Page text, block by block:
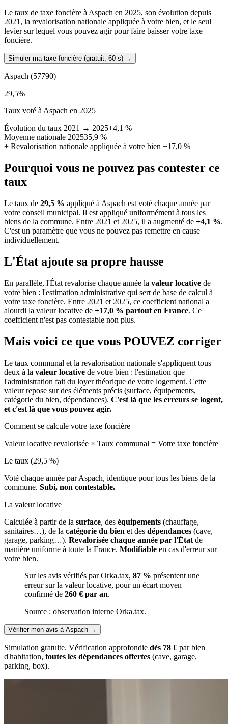
Le taux de taxe foncière à Aspach en 2025, son évolution depuis
2021, la revalorisation nationale appliquée à votre bien, et le seul
levier sur lequel vous pouvez agir pour faire baisser votre taxe
foncière.
Simuler ma taxe foncière (gratuit, 60 s) →
Aspach (57790)
29,5%
Taux voté à Aspach en 2025
Évolution du taux 2021 → 2025+4,1 %
Moyenne nationale 202535,9 %
+ Revalorisation nationale appliquée à votre bien +17,0 %
Pourquoi vous ne pouvez pas contester ce
taux
Le taux de 29,5 % appliqué à Aspach est voté chaque année par
votre conseil municipal. Il est appliqué uniformément à tous les
biens de la commune. Entre 2021 et 2025, il a augmenté de +4,1 %.
C'est un paramètre que vous ne pouvez pas remettre en cause
individuellement.
L'État ajoute sa propre hausse
En parallèle, l'État revalorise chaque année la valeur locative de
votre bien : l'estimation administrative qui sert de base de calcul à
votre taxe foncière. Entre 2021 et 2025, ce coefficient national a
alourdi la valeur locative de +17,0 % partout en France. Ce
coefficient n'est pas contestable non plus.
Mais voici ce que vous POUVEZ corriger
Le taux communal et la revalorisation nationale s'appliquent tous
deux à la valeur locative de votre bien : l'estimation que
l'administration fait du loyer théorique de votre logement. Cette
valeur repose sur des éléments précis (surface, équipements,
catégorie du bien, dépendances). C'est là que les erreurs se logent,
et c'est là que vous pouvez agir.
Comment se calcule votre taxe foncière
Valeur locative revalorisée × Taux communal = Votre taxe foncière
Le taux (29,5 %)
Voté chaque année par Aspach, identique pour tous les biens de la
commune. Subi, non contestable.
La valeur locative
Calculée à partir de la surface, des équipements (chauffage,
sanitaires…), de la catégorie du bien et des dépendances (cave,
garage, parking…). Revalorisée chaque année par l'État de
manière uniforme à toute la France. Modifiable en cas d'erreur sur
votre bien.
Sur les avis vérifiés par Orka.tax, 87 % présentent une
erreur sur la valeur locative, pour un écart moyen
confirmé de 260 € par an.
Source : observation interne Orka.tax.
Vérifier mon avis à Aspach →
Simulation gratuite. Vérification approfondie dès 78 € par bien
d'habitation, toutes les dépendances offertes (cave, garage,
parking, box).